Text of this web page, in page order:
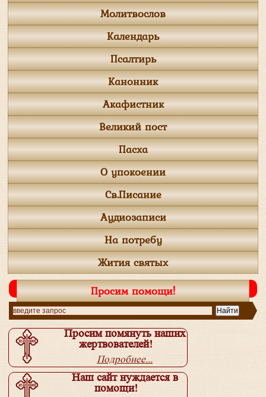
Молитвослов
Календарь
Псалтирь
Канонник
Акафистник
Великий пост
Пасха
О упокоении
Св.Писание
Аудиозаписи
На потребу
Жития святых
Просим помощи!
Просим помянуть наших
жертвователей!
Подробнее...
Наш сайт нуждается в
помощи!